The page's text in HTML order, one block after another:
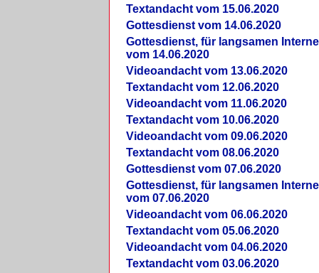
Textandacht vom 15.06.2020
Gottesdienst vom 14.06.2020
Gottesdienst, für langsamen
vom 14.06.2020
Videoandacht vom 13.06.2020
Textandacht vom 12.06.2020
Videoandacht vom 11.06.2020
Textandacht vom 10.06.2020
Videoandacht vom 09.06.2020
Textandacht vom 08.06.2020
Gottesdienst vom 07.06.2020
Gottesdienst, für langsamen
vom 07.06.2020
Videoandacht vom 06.06.2020
Textandacht vom 05.06.2020
Videoandacht vom 04.06.2020
Textandacht vom 03.06.2020